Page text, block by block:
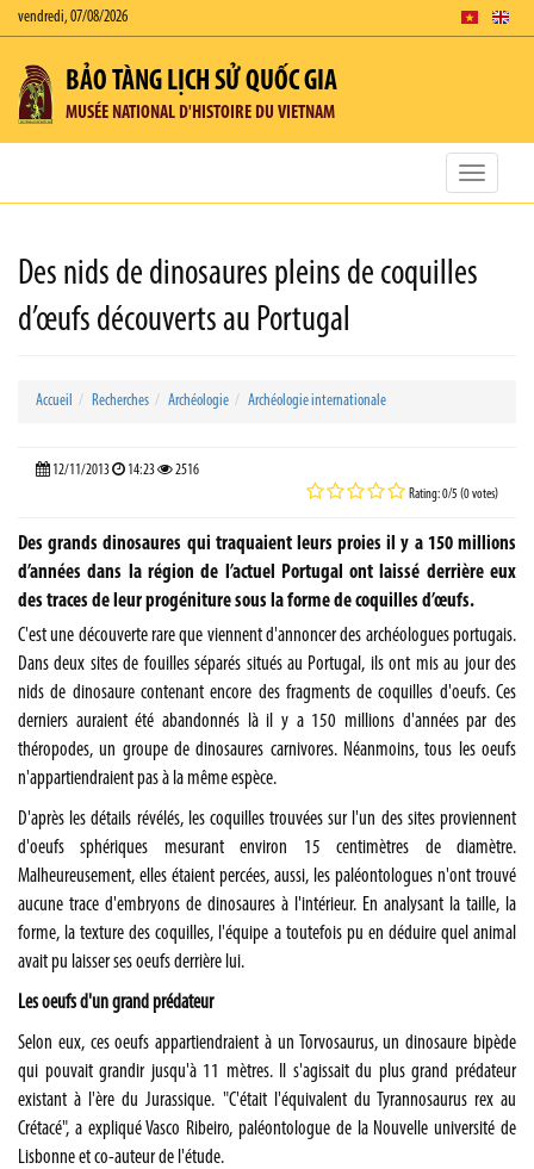
vendredi, 07/08/2026
BẢO TÀNG LỊCH SỬ QUỐC GIA
MUSÉE NATIONAL D'HISTOIRE DU VIETNAM
Toggle
Des nids de dinosaures pleins de coquilles
d’œufs découverts au Portugal
Accueil Recherches Archéologie Archéologie internationale
12/11/2013 14:23 2516
Rating: 0/5 (0 votes)
Des grands dinosaures qui traquaient leurs proies il y a 150 millions
d’années dans la région de l’actuel Portugal ont laissé derrière eux
des traces de leur progéniture sous la forme de coquilles d’œufs.
C'est une découverte rare que viennent d'annoncer des archéologues portugais.
Dans deux sites de fouilles séparés situés au Portugal, ils ont mis au jour des
nids de dinosaure contenant encore des fragments de coquilles d'oeufs. Ces
derniers auraient été abandonnés là il y a 150 millions d'années par des
théropodes, un groupe de dinosaures carnivores. Néanmoins, tous les oeufs
n'appartiendraient pas à la même espèce.
D'après les détails révélés, les coquilles trouvées sur l'un des sites proviennent
d'oeufs sphériques mesurant environ 15 centimètres de diamètre.
Malheureusement, elles étaient percées, aussi, les paléontologues n'ont trouvé
aucune trace d'embryons de dinosaures à l'intérieur. En analysant la taille, la
forme, la texture des coquilles, l'équipe a toutefois pu en déduire quel animal
avait pu laisser ses oeufs derrière lui.
Les oeufs d'un grand prédateur
Selon eux, ces oeufs appartiendraient à un Torvosaurus, un dinosaure bipède
qui pouvait grandir jusqu'à 11 mètres. Il s'agissait du plus grand prédateur
existant à l'ère du Jurassique. "C'était l'équivalent du Tyrannosaurus rex au
Crétacé", a expliqué Vasco Ribeiro, paléontologue de la Nouvelle université de
Lisbonne et co-auteur de l'étude.